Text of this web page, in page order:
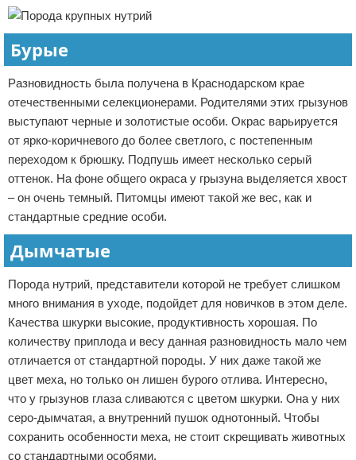
Бурые
Разновидность была получена в Краснодарском крае
отечественными селекционерами. Родителями этих грызунов
выступают черные и золотистые особи. Окрас варьируется
от ярко-коричневого до более светлого, с постепенным
переходом к брюшку. Подпушь имеет несколько серый
оттенок. На фоне общего окраса у грызуна выделяется хвост
– он очень темный. Питомцы имеют такой же вес, как и
стандартные средние особи.
Дымчатые
Порода нутрий, представители которой не требует слишком
много внимания в уходе, подойдет для новичков в этом деле.
Качества шкурки высокие, продуктивность хорошая. По
количеству приплода и весу данная разновидность мало чем
отличается от стандартной породы. У них даже такой же
цвет меха, но только он лишен бурого отлива. Интересно,
что у грызунов глаза сливаются с цветом шкурки. Она у них
серо-дымчатая, а внутренний пушок однотонный. Чтобы
сохранить особенности меха, не стоит скрещивать животных
со стандартными особями.